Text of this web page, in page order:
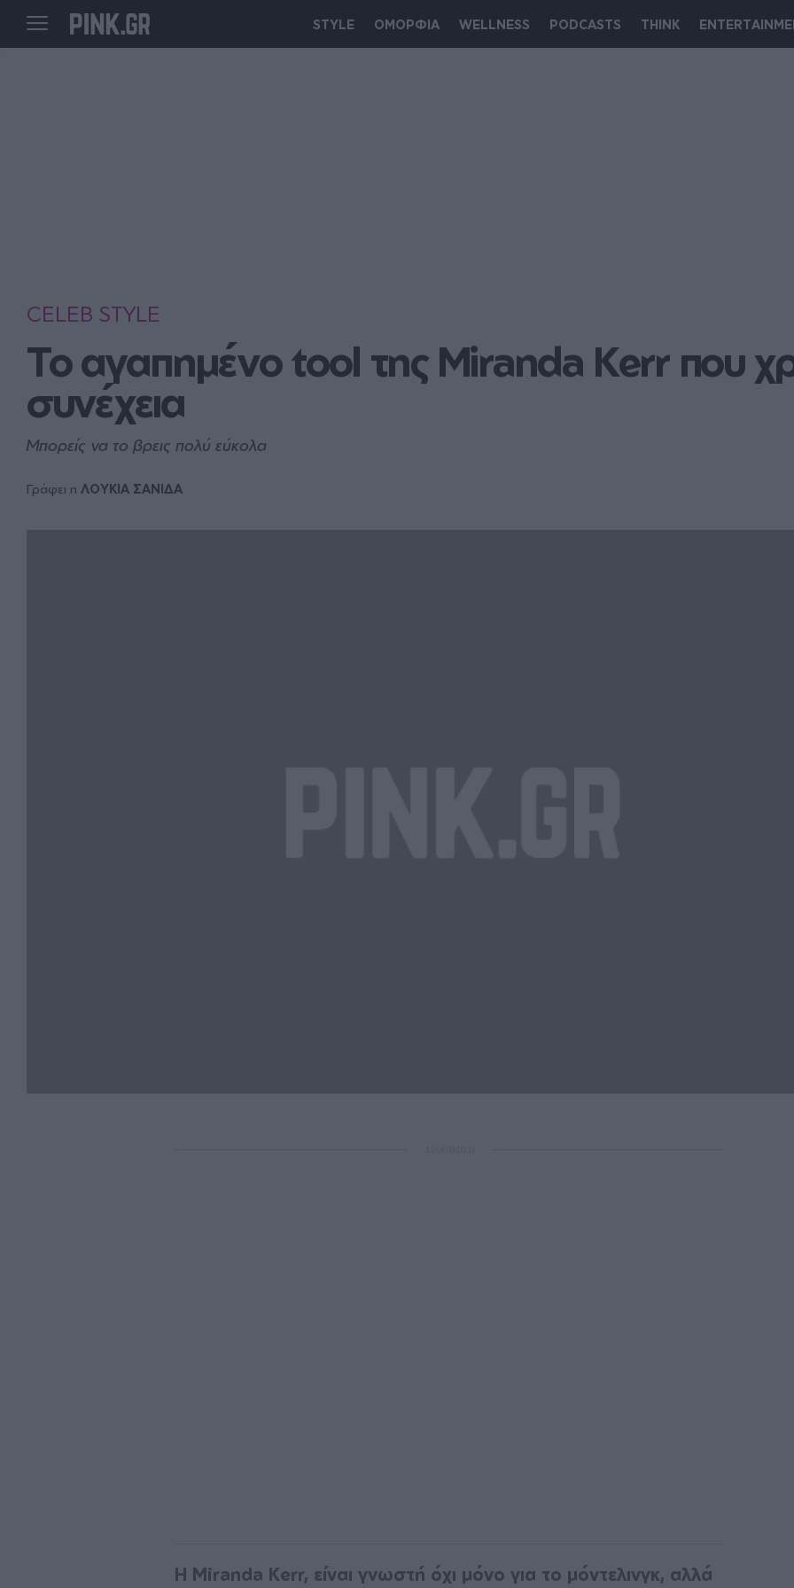
STYLE ΟΜΟΡΦΙΑ WELLNESS PODCASTS THINK
CELEB STYLE
Το αγαπημένο tool της Miranda Kerr που
συνέχεια
Μπορείς να το βρεις πολύ εύκολα
Γράφει η ΛΟΥΚΙΑ ΣΑΝΙΔΑ
H Miranda Kerr, είναι γνωστή όχι μόνο για το μόντελινγκ, αλλά